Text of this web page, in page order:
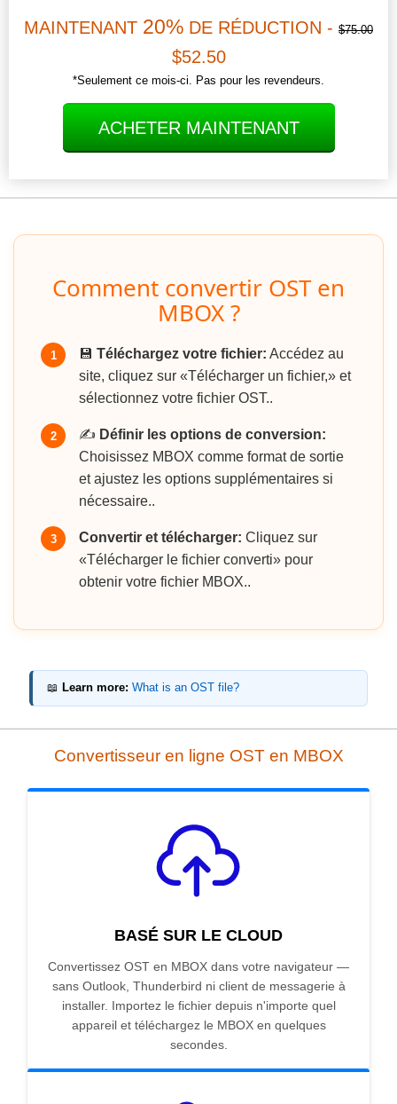
MAINTENANT 20% DE RÉDUCTION - $75.00
$52.50
*Seulement ce mois-ci. Pas pour les revendeurs.
ACHETER MAINTENANT
Comment convertir OST en
MBOX ?
1 💾 Téléchargez votre fichier: Accédez au
site, cliquez sur «Télécharger un fichier,» et
sélectionnez votre fichier OST..
2 ✍️ Définir les options de conversion:
Choisissez MBOX comme format de sortie
et ajustez les options supplémentaires si
nécessaire..
3 Convertir et télécharger: Cliquez sur
«Télécharger le fichier converti» pour
obtenir votre fichier MBOX..
📖 Learn more: What is an OST file?
Convertisseur en ligne OST en MBOX
BASÉ SUR LE CLOUD
Convertissez OST en MBOX dans votre navigateur —
sans Outlook, Thunderbird ni client de messagerie à
installer. Importez le fichier depuis n'importe quel
appareil et téléchargez le MBOX en quelques
secondes.